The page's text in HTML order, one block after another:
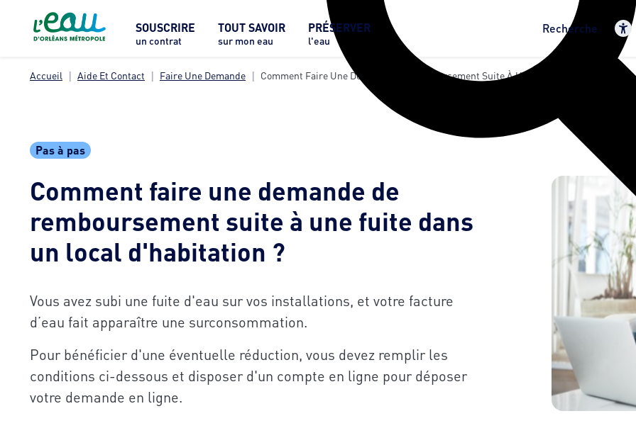
SOUSCRIRE
un contrat
TOUT SAVOIR
sur mon eau
PRÉSERVER
l'eau
Recherche
Accueil Aide Et Contact Faire Une Demande Comment Faire Une Demande De Remboursement Suite À Une Fuite
Pas à pas
Comment faire une demande de
remboursement suite à une fuite dans
un local d'habitation ?
Vous avez subi une fuite d'eau sur vos installations, et votre facture
d’eau fait apparaître une surconsommation.
Pour bénéficier d'une éventuelle réduction, vous devez remplir les
conditions ci-dessous et disposer d'un compte en ligne pour déposer
votre demande en ligne.